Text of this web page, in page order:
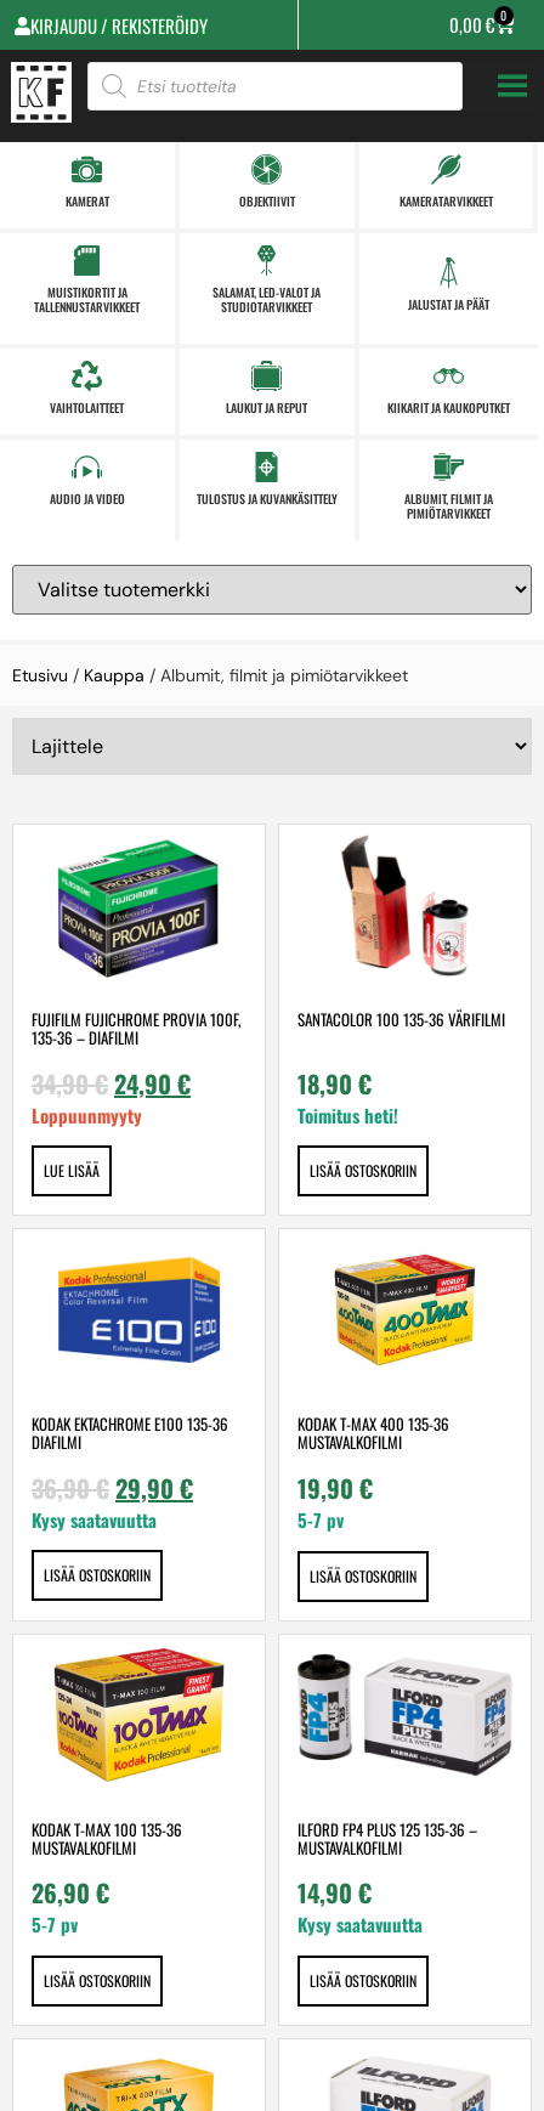
KIRJAUDU / REKISTERÖIDY 0,00€ 0
KAMERAT OBJEKTIIVIT KAMERATARVIKKEET
MUISTIKORTIT JA
TALLENNUSTARVIKKEET
SALAMAT, LED-VALOT JA
STUDIOTARVIKKEET
JALUSTAT JA PÄÄT
VAIHTOLAITTEET LAUKUT JA REPUT KIIKARIT JA KAUKOPUTKET
AUDIO JA VIDEO TULOSTUS JA KUVANKÄSITTELY
ALBUMIT, FILMIT JA
PIMIÖTARVIKKEET
Etusivu / Kauppa / Albumit, filmit ja pimiötarvikkeet
FUJIFILM FUJICHROME PROVIA 100F,
135-36 – DIAFILMI
34,90€24,90 €
Loppuunmyyty
LUE LISÄÄ
SANTACOLOR 100 135-36 VÄRIFILMI
18,90 €
Toimitus heti!
LISÄÄ OSTOSKORIIN
KODAK EKTACHROME E100 135-36
DIAFILMI
36,90€29,90 €
Kysy saatavuutta
LISÄÄ OSTOSKORIIN
KODAK T-MAX 400 135-36
MUSTAVALKOFILMI
19,90 €
5-7 pv
LISÄÄ OSTOSKORIIN
KODAK T-MAX 100 135-36
MUSTAVALKOFILMI
26,90 €
5-7 pv
LISÄÄ OSTOSKORIIN
ILFORD FP4 PLUS 125 135-36 –
MUSTAVALKOFILMI
14,90 €
Kysy saatavuutta
LISÄÄ OSTOSKORIIN